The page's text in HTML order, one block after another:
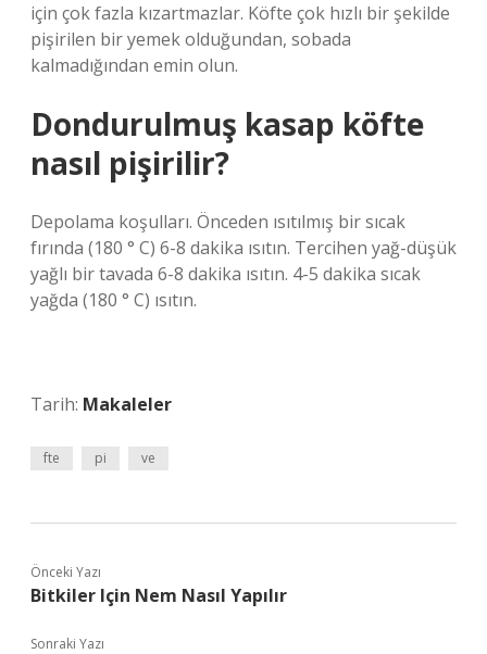
için çok fazla kızartmazlar. Köfte çok hızlı bir şekilde
pişirilen bir yemek olduğundan, sobada
kalmadığından emin olun.
Dondurulmuş kasap köfte
nasıl pişirilir?
Depolama koşulları. Önceden ısıtılmış bir sıcak
fırında (180 ° C) 6-8 dakika ısıtın. Tercihen yağ-düşük
yağlı bir tavada 6-8 dakika ısıtın. 4-5 dakika sıcak
yağda (180 ° C) ısıtın.
Tarih: Makaleler
fte pi ve
Önceki Yazı
Bitkiler Için Nem Nasıl Yapılır
Sonraki Yazı